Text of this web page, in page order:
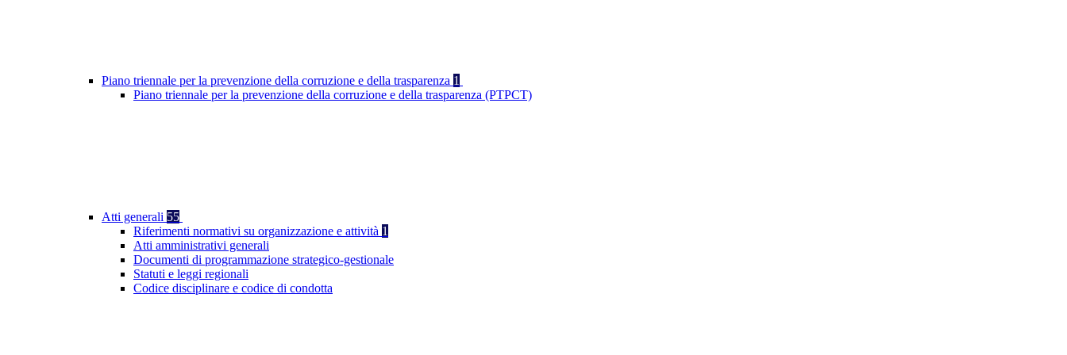
Piano triennale per la prevenzione della corruzione e della trasparenza 1
Piano triennale per la prevenzione della corruzione e della trasparenza (PTPCT)
Atti generali 55
Riferimenti normativi su organizzazione e attività 1
Atti amministrativi generali
Documenti di programmazione strategico-gestionale
Statuti e leggi regionali
Codice disciplinare e codice di condotta